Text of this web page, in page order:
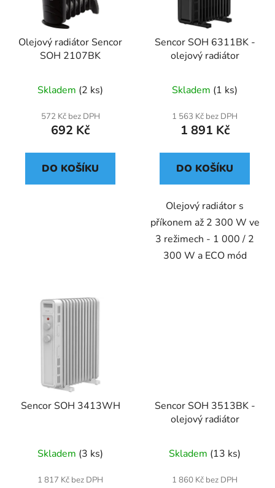
Olejový radiátor Sencor
SOH 2107BK
Skladem (2 ks)
572 Kč bez DPH
692 Kč
DO KOŠÍKU
Sencor SOH 6311BK -
olejový radiátor
Skladem (1 ks)
1 563 Kč bez DPH
1 891 Kč
DO KOŠÍKU
Olejový radiátor s
příkonem až 2 300 W ve
3 režimech - 1 000 / 2
300 W a ECO mód
Sencor SOH 3413WH
Skladem (3 ks)
1 817 Kč bez DPH
Sencor SOH 3513BK -
olejový radiátor
Skladem (13 ks)
1 860 Kč bez DPH